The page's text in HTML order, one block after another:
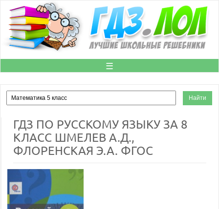
☰
ГДЗ ПО РУССКОМУ ЯЗЫКУ ЗА 8
КЛАСС ШМЕЛЕВ А.Д.,
ФЛОРЕНСКАЯ Э.А. ФГОС